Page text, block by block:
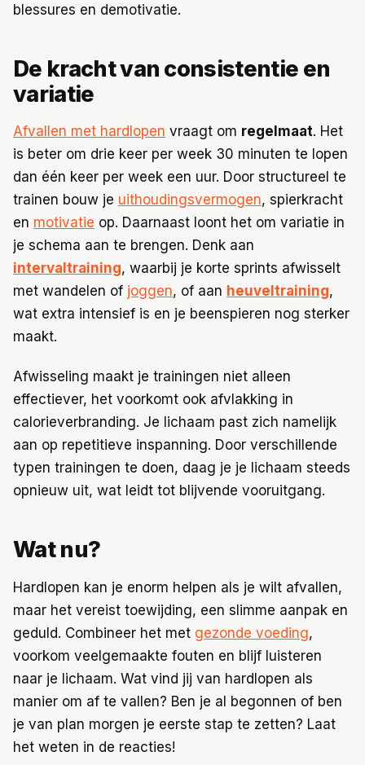
blessures en demotivatie.
De kracht van consistentie en
variatie
Afvallen met hardlopen vraagt om regelmaat. Het
is beter om drie keer per week 30 minuten te lopen
dan één keer per week een uur. Door structureel te
trainen bouw je uithoudingsvermogen, spierkracht
en motivatie op. Daarnaast loont het om variatie in
je schema aan te brengen. Denk aan
intervaltraining, waarbij je korte sprints afwisselt
met wandelen of joggen, of aan heuveltraining,
wat extra intensief is en je beenspieren nog sterker
maakt.
Afwisseling maakt je trainingen niet alleen
effectiever, het voorkomt ook afvlakking in
calorieverbranding. Je lichaam past zich namelijk
aan op repetitieve inspanning. Door verschillende
typen trainingen te doen, daag je je lichaam steeds
opnieuw uit, wat leidt tot blijvende vooruitgang.
Wat nu?
Hardlopen kan je enorm helpen als je wilt afvallen,
maar het vereist toewijding, een slimme aanpak en
geduld. Combineer het met gezonde voeding,
voorkom veelgemaakte fouten en blijf luisteren
naar je lichaam. Wat vind jij van hardlopen als
manier om af te vallen? Ben je al begonnen of ben
je van plan morgen je eerste stap te zetten? Laat
het weten in de reacties!